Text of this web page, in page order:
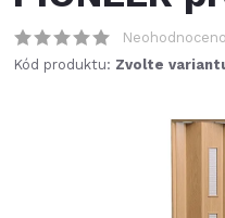
Neohodnoceno
Kód produktu: Zvolte